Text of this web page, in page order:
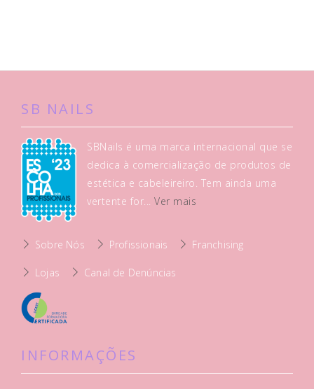
SB NAILS
SBNails é uma marca internacional que se
dedica à comercialização de produtos de
estética e cabeleireiro. Tem ainda uma
vertente for...Ver mais
Sobre Nós Profissionais Franchising
Lojas Canal de Denúncias
INFORMAÇÕES